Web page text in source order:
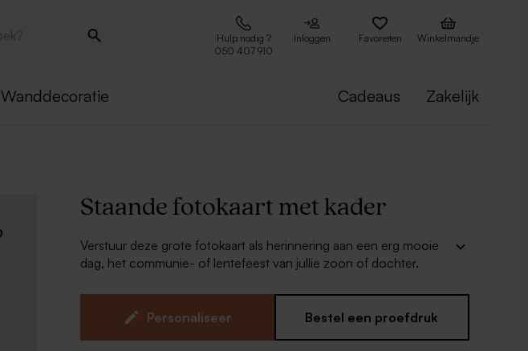
Hulp nodig ?
050 407 910
Inloggen Favorieten Winkelmandje
Wanddecoratie Cadeaus Zakelijk
Staande fotokaart met kader
Verstuur deze grote fotokaart als herinnering aan een erg mooie
dag, het communie- of lentefeest van jullie zoon of dochter.
Enkele kaart met foto
Dubbelzijdig bedrukt
Afgeronde hoeken
Personaliseer Bestel een proefdruk